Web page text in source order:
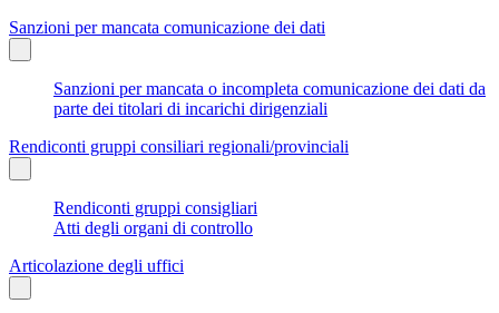
Sanzioni per mancata comunicazione dei dati
Sanzioni per mancata o incompleta comunicazione dei dati da
parte dei titolari di incarichi dirigenziali
Rendiconti gruppi consiliari regionali/provinciali
Rendiconti gruppi consigliari
Atti degli organi di controllo
Articolazione degli uffici